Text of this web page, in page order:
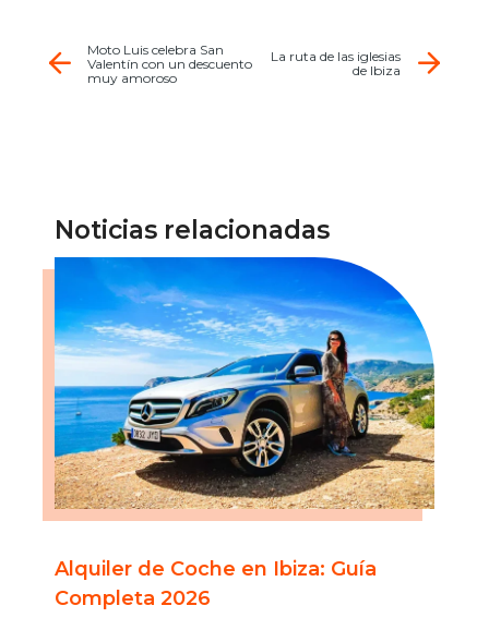
Moto Luis celebra San
Valentín con un descuento
muy amoroso
La ruta de las iglesias
de Ibiza
Noticias relacionadas
Alquiler de Coche en Ibiza: Guía
Completa 2026